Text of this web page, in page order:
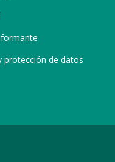
protección de datos